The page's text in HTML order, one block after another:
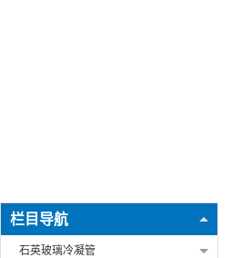
栏目导航
石英玻璃冷凝管